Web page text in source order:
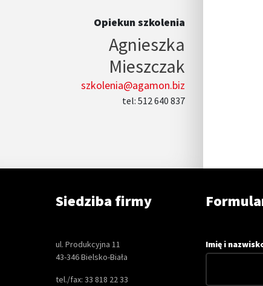
Opiekun szkolenia
Agnieszka
Mieszczak
szkolenia@agamon.biz
tel: 512 640 837
Siedziba firmy
ul. Produkcyjna 11
43-346 Bielsko-Biała
tel./fax: 33 818 22 33
Imię i